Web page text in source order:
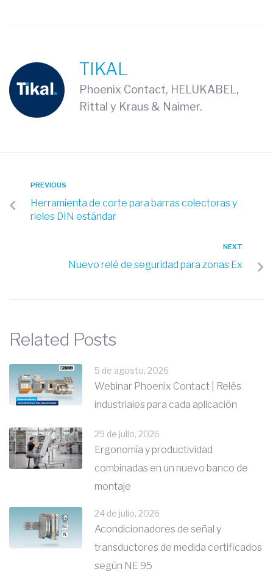
TIKAL
Phoenix Contact, HELUKABEL,
Rittal y Kraus & Naimer.
PREVIOUS
Herramienta de corte para barras colectoras y
rieles DIN estándar
NEXT
Nuevo relé de seguridad para zonas Ex
Related Posts
5 de agosto, 2026
Webinar Phoenix Contact | Relés
industriales para cada aplicación
29 de julio, 2026
Ergonomía y productividad
combinadas en un nuevo banco de
montaje
24 de julio, 2026
Acondicionadores de señal y
transductores de medida certificados
según NE 95